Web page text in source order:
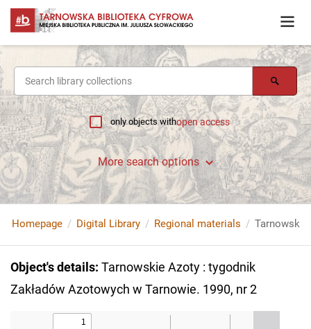
only objects withopen access
More search options
Homepage Digital Library Regional materials
Object's details: Tarnowskie Azoty : tygodnik
Zakładów Azotowych w Tarnowie. 1990, nr 2